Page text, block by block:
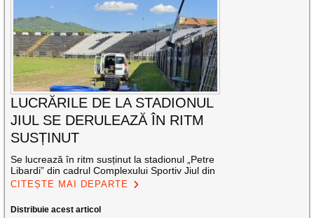
LUCRĂRILE DE LA STADIONUL
JIUL SE DERULEAZĂ ÎN RITM
SUSȚINUT
Se lucrează în ritm susținut la stadionul „Petre
Libardi” din cadrul Complexului Sportiv Jiul din
CITEȘTE MAI DEPARTE
Distribuie acest articol